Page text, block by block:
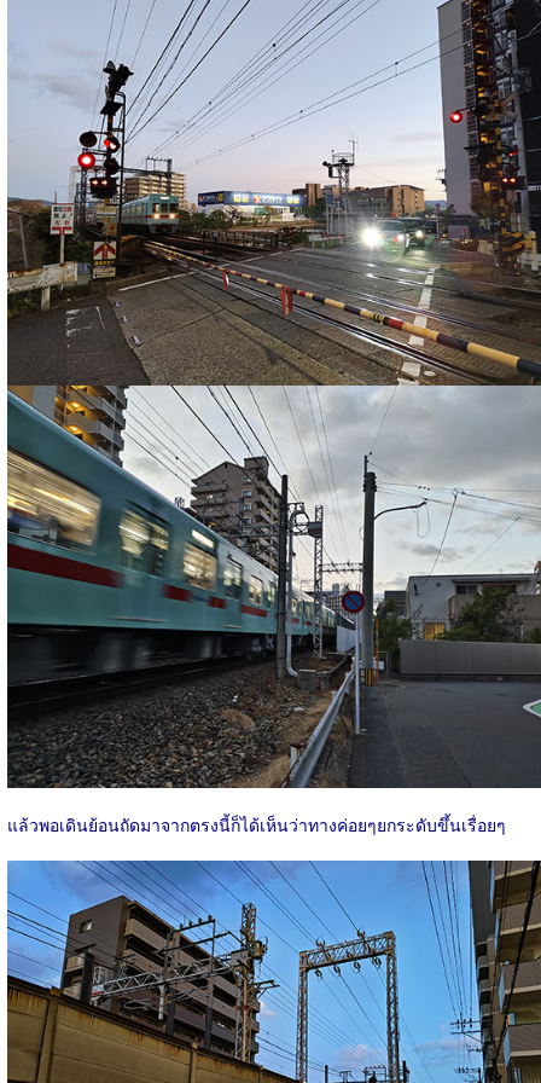
แล้วพอเดินย้อนถัดมาจากตรงนี้ก็ได้เห็นว่าทางค่อยๆยกระดับขึ้นเรื่อยๆ